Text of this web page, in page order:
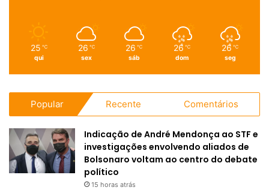
25 ℃
qui
26 ℃
sex
26 ℃
sáb
26 ℃
dom
26 ℃
seg
Popular Recente Comentários
Indicação de André Mendonça ao STF e
investigações envolvendo aliados de
Bolsonaro voltam ao centro do debate
político
15 horas atrás